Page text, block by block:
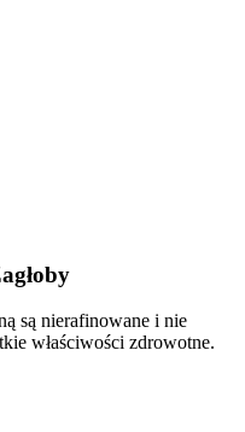
są nierafinowane i nie
właściwości zdrowotne.